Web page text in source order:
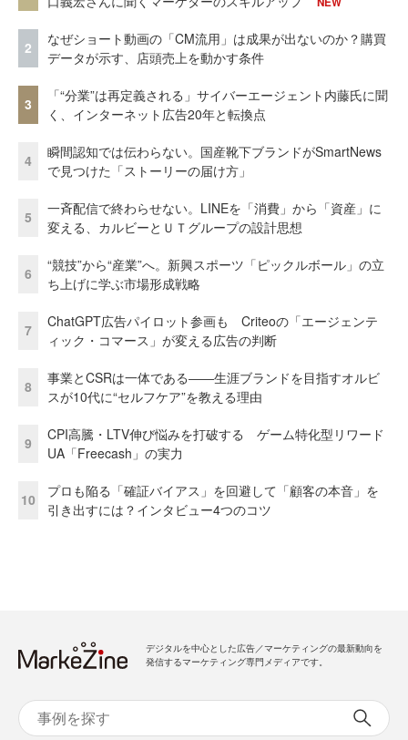
2
なぜショート動画の「CM流用」は成果が出ないのか？購買
データが示す、店頭売上を動かす条件
3
「“分業”は再定義される」サイバーエージェント内藤氏に聞
く、インターネット広告20年と転換点
4
瞬間認知では伝わらない。国産靴下ブランドがSmartNews
で見つけた「ストーリーの届け方」
5
一斉配信で終わらせない。LINEを「消費」から「資産」に
変える、カルビーとＵＴグループの設計思想
6
“競技”から“産業”へ。新興スポーツ「ピックルボール」の立
ち上げに学ぶ市場形成戦略
7
ChatGPT広告パイロット参画も Criteoの「エージェンテ
ィック・コマース」が変える広告の判断
8
事業とCSRは一体である――生涯ブランドを目指すオルビ
スが10代に“セルフケア”を教える理由
9
CPI高騰・LTV伸び悩みを打破する ゲーム特化型リワード
UA「Freecash」の実力
10
プロも陥る「確証バイアス」を回避して「顧客の本音」を
引き出すには？インタビュー4つのコツ
デジタルを中心とした広告／マーケティングの最新動向を
発信するマーケティング専門メディアです。